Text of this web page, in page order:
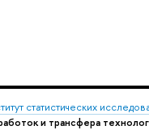
статистических
и трансфера